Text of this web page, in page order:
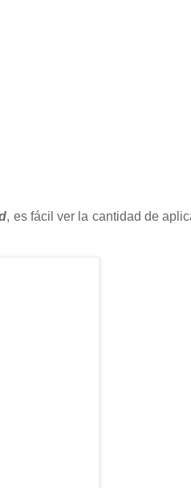
, es fácil ver la cantidad de